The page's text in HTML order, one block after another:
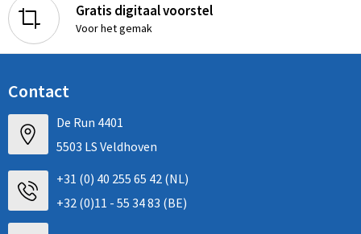
Gratis digitaal voorstel
Voor het gemak
Contact
De Run 4401
5503 LS Veldhoven
+31 (0) 40 255 65 42 (NL)
+32 (0)11 - 55 34 83 (BE)